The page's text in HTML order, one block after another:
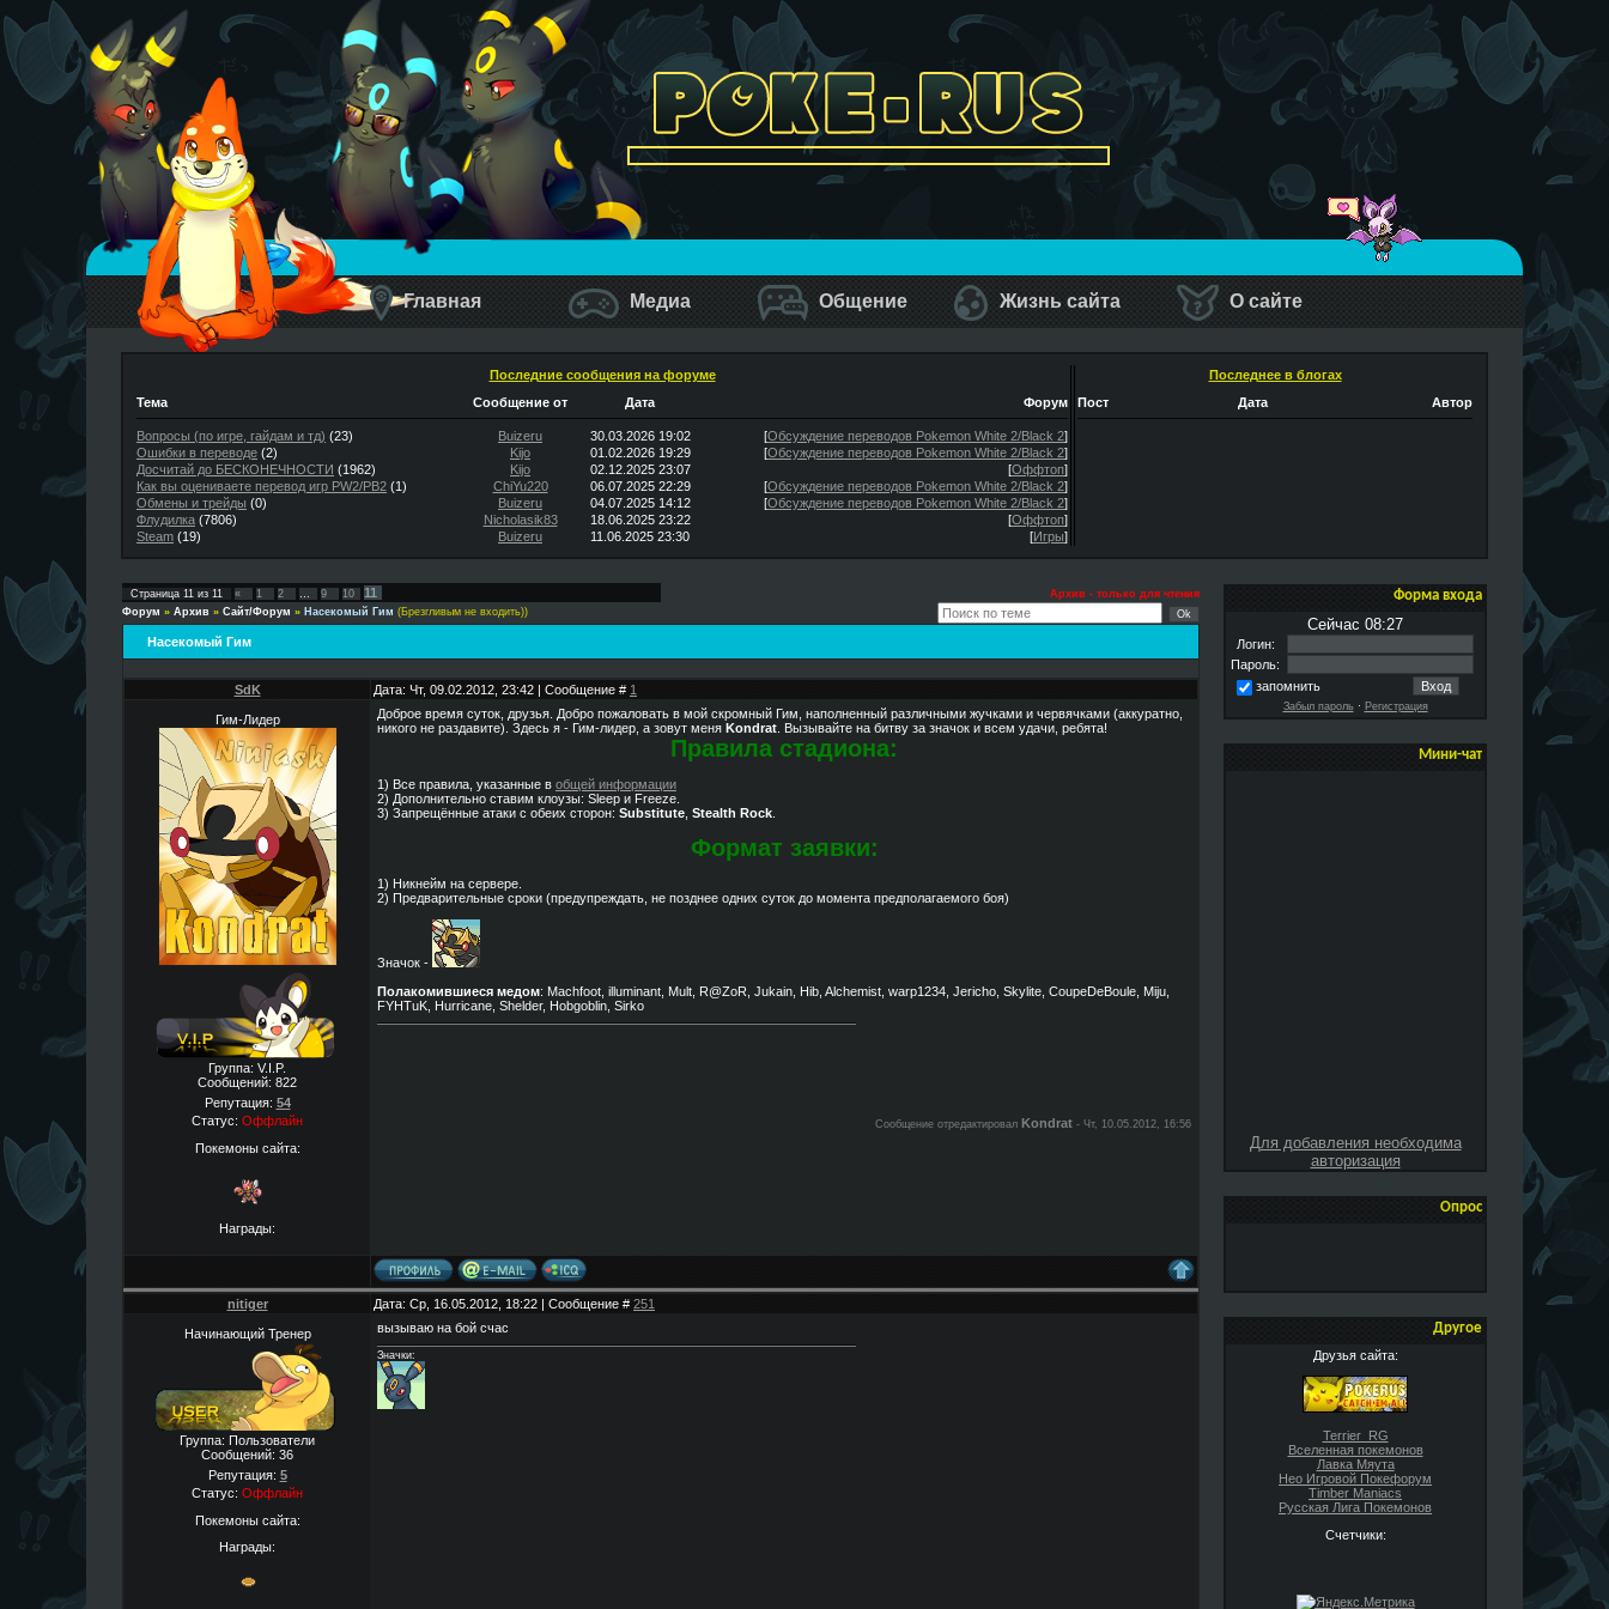
Главная Медиа Общение Жизнь сайта О сайте
Последние сообщения на форуме
Тема
Сообщение от Дата Форум
Вопросы (по игре, гайдам и тд) (23) Buizeru 30.03.2026 19:02 [Обсуждение переводов Pokemon White 2/Black 2]
Ошибки в переводе (2) Kijo 01.02.2026 19:29 [Обсуждение переводов Pokemon White 2/Black 2]
Досчитай до БЕСКОНЕЧНОСТИ (1962) Kijo 02.12.2025 23:07 [Оффтоп]
Как вы оцениваете перевод игр PW2/PB2 (1) ChiYu220 06.07.2025 22:29 [Обсуждение переводов Pokemon White 2/Black 2]
Обмены и трейды (0) Buizeru 04.07.2025 14:12 [Обсуждение переводов Pokemon White 2/Black 2]
Флудилка (7806) Nicholasik83 18.06.2025 23:22 [Оффтоп]
Steam (19) Buizeru 11.06.2025 23:30 [Игры]
Последнее в блогах
Пост
Дата Автор
Форма входа
Сейчас 08:27
Логин:
Пароль:
запомнить
Забыл пароль· Регистрация
Мини-чат
Для добавления необходима
авторизация
Опрос
Другое
Друзья сайта:
Terrier_RG
Вселенная покемонов
Лавка Мяута
Нео Игровой Покефорум
Timber Maniacs
Русская Лига Покемонов
Счетчики:
Страница 11 из 11 « 1 2 … 9 10 11
Архив - только для чтения
Форум » Архив » Сайт/Форум » Насекомый Гим (Брезгливым не входить))
Насекомый Гим
SdK Дата: Чт, 09.02.2012, 23:42 | Сообщение # 1
Гим-Лидер
Группа: V.I.P.
Сообщений: 822
Репутация: 54
Статус: Оффлайн
Покемоны сайта:
Награды:
Доброе время суток, друзья. Добро пожаловать в мой скромный Гим, наполненный различными жучками и червячками (аккуратно,
никого не раздавите). Здесь я - Гим-лидер, а зовут меня Kondrat . Вызывайте на битву за значок и всем удачи, ребята!
Правила стадиона:
1) Все правила, указанные в общей информации
2) Дополнительно ставим клоузы: Sleep и Freeze.
3) Запрещённые атаки с обеих сторон: Substitute Stealth Rock
Формат заявки:
1) Никнейм на сервере.
2) Предварительные сроки (предупреждать, не позднее одних суток до момента предполагаемого боя)
Значок -
Полакомившиеся медом: Machfoot, illuminant, Mult, R@ZoR, Jukain, Hib, Alchemist, warp1234, Jericho, Skylite, CoupeDeBoule, Miju,
FYHTuK, Hurricane, Shelder, Hobgoblin, Sirko
Сообщение отредактировал Kondrat - Чт, 10.05.2012, 16:56
nitiger Дата: Ср, 16.05.2012, 18:22 | Сообщение # 251
Начинающий Тренер
Группа: Пользователи
Сообщений: 36
Репутация: 5
Статус: Оффлайн
Покемоны сайта:
Награды:
вызываю на бой счас
Значки: